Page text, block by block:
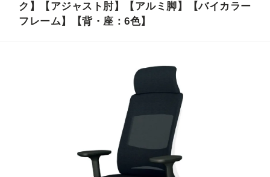
ク】【アジャスト肘】【アルミ脚】【バイカラー
フレーム】【背・座：6色】